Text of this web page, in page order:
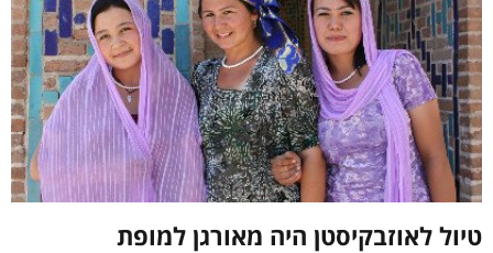
טיול לאוזבקיסטן היה מאורגן למופת